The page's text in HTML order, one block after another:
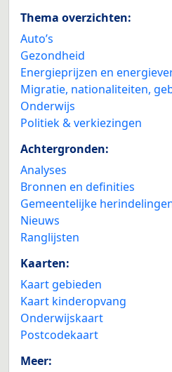
Thema overzichten:
Auto’s
Gezondheid
Energieprijzen en
Migratie, nationaliteiten,
Onderwijs
Politiek & verkiezingen
Achtergronden:
Analyses
Bronnen en definities
Gemeentelijke
Nieuws
Ranglijsten
Kaarten:
Kaart gebieden
Kaart kinderopvang
Onderwijskaart
Postcodekaart
Meer: